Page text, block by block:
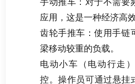
应用 ， 这是一种经济高
齿轮手推车 ：使用手链
梁移动较重的负载。
电动小车（电动行走）
控。操作员可通过悬挂